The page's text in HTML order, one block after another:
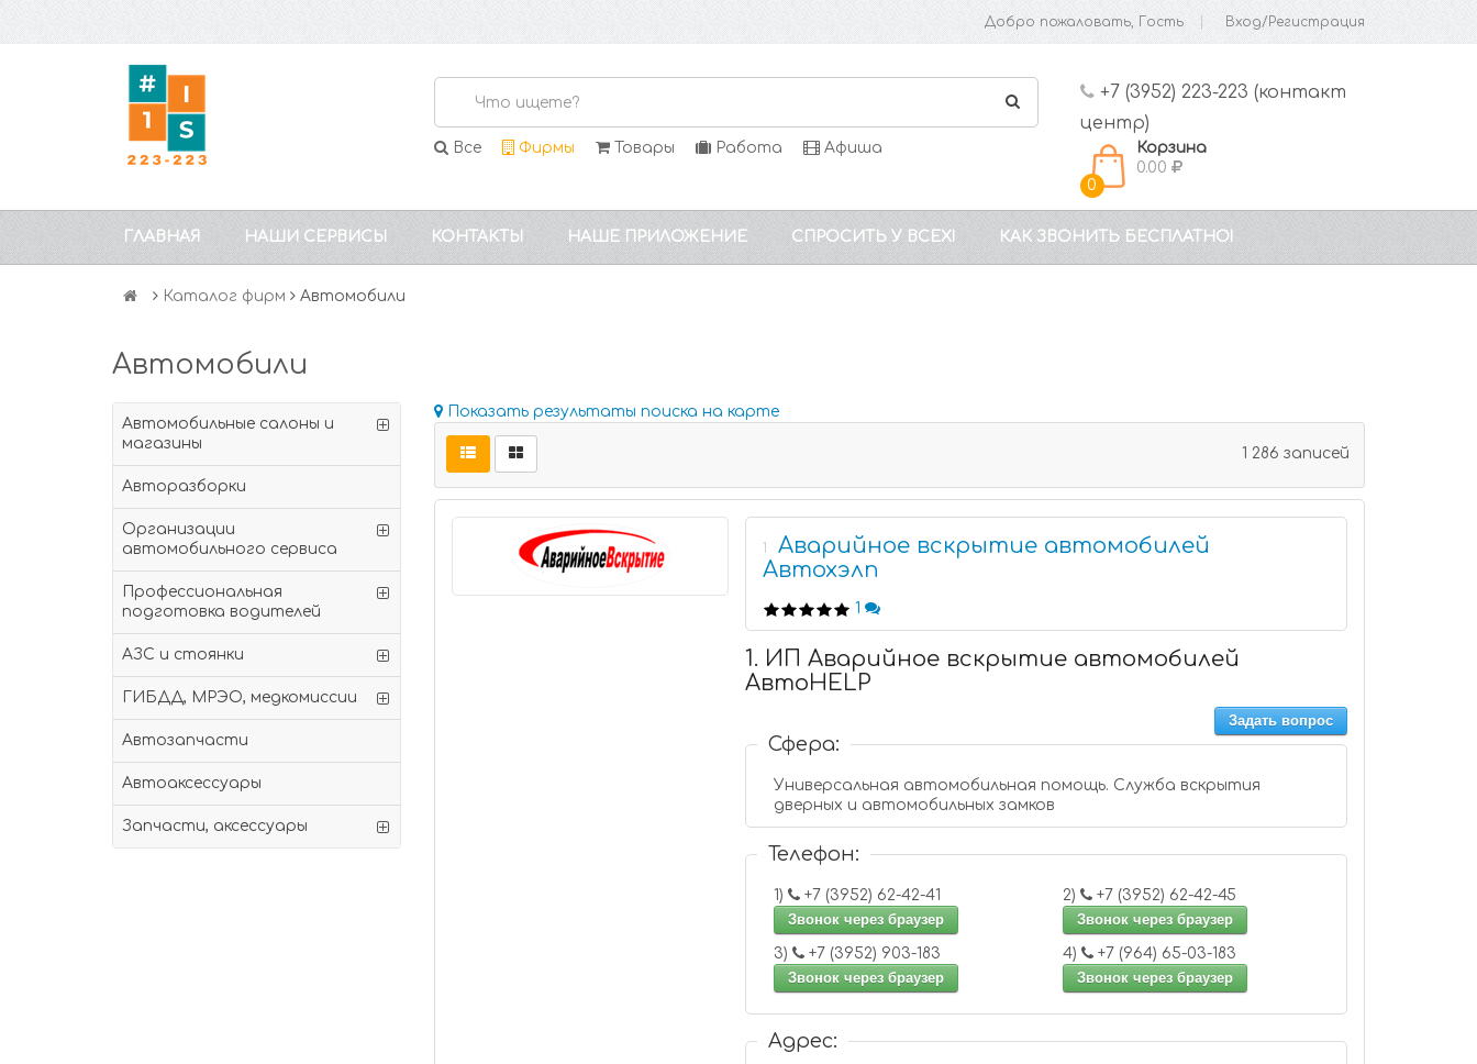
Добро пожаловать, Гость Вход/Регистрация
Все Фирмы Товары Работа Афиша
+7 (3952) 223-223 (контакт
центр)
0
Корзина
0.00
ГЛАВНАЯ НАШИ СЕРВИСЫ КОНТАКТЫ НАШЕ ПРИЛОЖЕНИЕ СПРОСИТЬ У ВСЕХ! КАК ЗВОНИТЬ БЕСПЛАТНО!
Каталог фирм Автомобили
Автомобили
Автомобильные салоны и
магазины
Авторазборки
Организации
автомобильного сервиса
Профессиональная
подготовка водителей
АЗС и стоянки
ГИБДД, МРЭО, медкомиссии
Автозапчасти
Автоаксессуары
Запчасти, аксессуары
Показать результаты поиска на карте
1 286 записей
1
Аварийное вскрытие автомобилей
Автохэлп
1
1. ИП Аварийное вскрытие автомобилей
АвтоHELP
Задать вопрос
Сфера:
Универсальная автомобильная помощь. Служба вскрытия
дверных и автомобильных замков
Телефон:
1)
+7 (3952) 62-42-41
Звонок через браузер
2)
+7 (3952) 62-42-45
Звонок через браузер
3)
+7 (3952) 903-183
Звонок через браузер
4)
+7 (964) 65-03-183
Звонок через браузер
Адрес: